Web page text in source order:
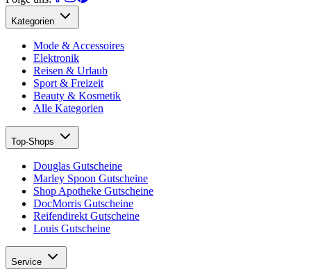
Kategorien
Mode & Accessoires
Elektronik
Reisen & Urlaub
Sport & Freizeit
Beauty & Kosmetik
Alle Kategorien
Top-Shops
Douglas Gutscheine
Marley Spoon Gutscheine
Shop Apotheke Gutscheine
DocMorris Gutscheine
Reifendirekt Gutscheine
Louis Gutscheine
Service